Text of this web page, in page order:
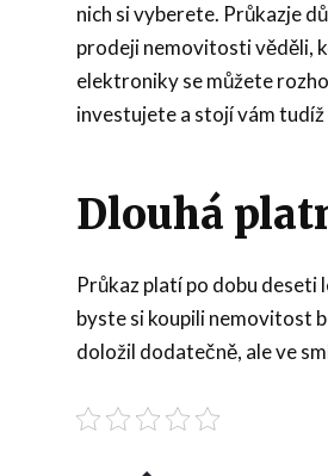
nich si vyberete. Průkazje
prodeji nemovitosti věděli,
elektroniky se můžete
investujete a stojí vám
Dlouhá
Průkaz platí po dobu
byste si koupili nemovitost
doložil dodatečně, ale ve